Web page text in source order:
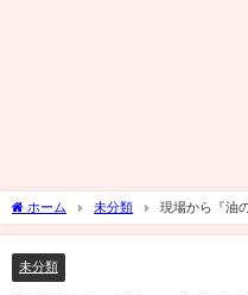
ホーム 未分類
現場から『油
の自宅とみられる住宅で火事(2021年12
未分類